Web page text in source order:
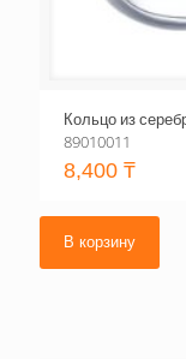
Кольцо из
89010011
8,400 ₸
В корзину